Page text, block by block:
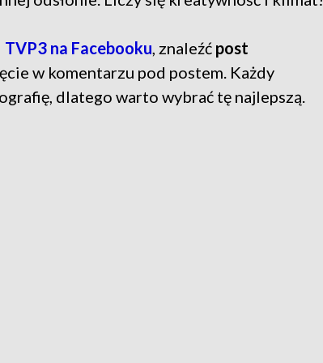
TVP3 na Facebooku, znaleźć post
w komentarzu pod postem. Każdy
dlatego warto wybrać tę najlepszą.